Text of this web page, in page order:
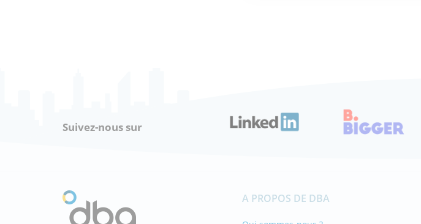
Suivez-nous sur
A PROPOS DE DBA